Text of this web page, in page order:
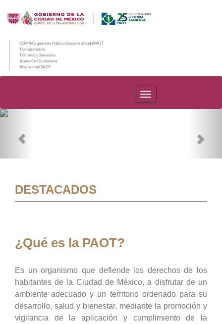
CDMX/Organismo Público Descentralizado/PAOT
Transparencia
Trámites y Servicios
Atención Ciudadana
Web e-mail PAOT
PAOT
DESTACADOS
¿Qué es la PAOT?
Es un organismo que defiende los derechos de los
habitantes de la Ciudad de México, a disfrutar de un
ambiente adecuado y un territorio ordenado para su
desarrollo, salud y bienestar, mediante la promoción y
vigilancia de la aplicación y cumplimiento de la